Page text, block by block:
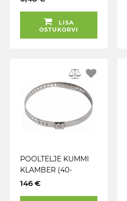
LISA
OSTUKORVI
POOLTELJE KUMMI
KLAMBER (40-
120MM) 400X7MM
146 €